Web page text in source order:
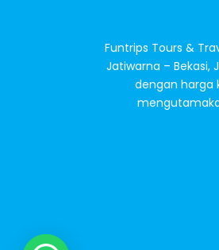
Funtrips Tours &
Jatiwarna – Bekasi,
dengan harga